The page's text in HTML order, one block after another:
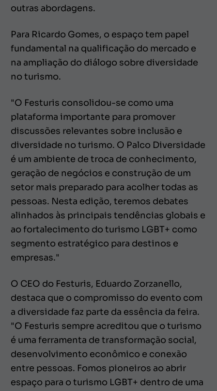
outras abordagens.
Para Ricardo Gomes, o espaço tem papel
fundamental na qualificação do mercado e
na ampliação do diálogo sobre diversidade
no turismo.
"O Festuris consolidou-se como uma
plataforma importante para promover
discussões relevantes sobre inclusão e
diversidade no turismo. O Palco Diversidade
é um ambiente de troca de conhecimento,
geração de negócios e construção de um
setor mais preparado para acolher todas as
pessoas. Nesta edição, teremos debates
alinhados às principais tendências globais e
ao fortalecimento do turismo LGBT+ como
segmento estratégico para destinos e
empresas."
O CEO do Festuris, Eduardo Zorzanello,
destaca que o compromisso do evento com
a diversidade faz parte da essência da feira.
"O Festuris sempre acreditou que o turismo
é uma ferramenta de transformação social,
desenvolvimento econômico e conexão
entre pessoas. Fomos pioneiros ao abrir
espaço para o turismo LGBT+ dentro de uma